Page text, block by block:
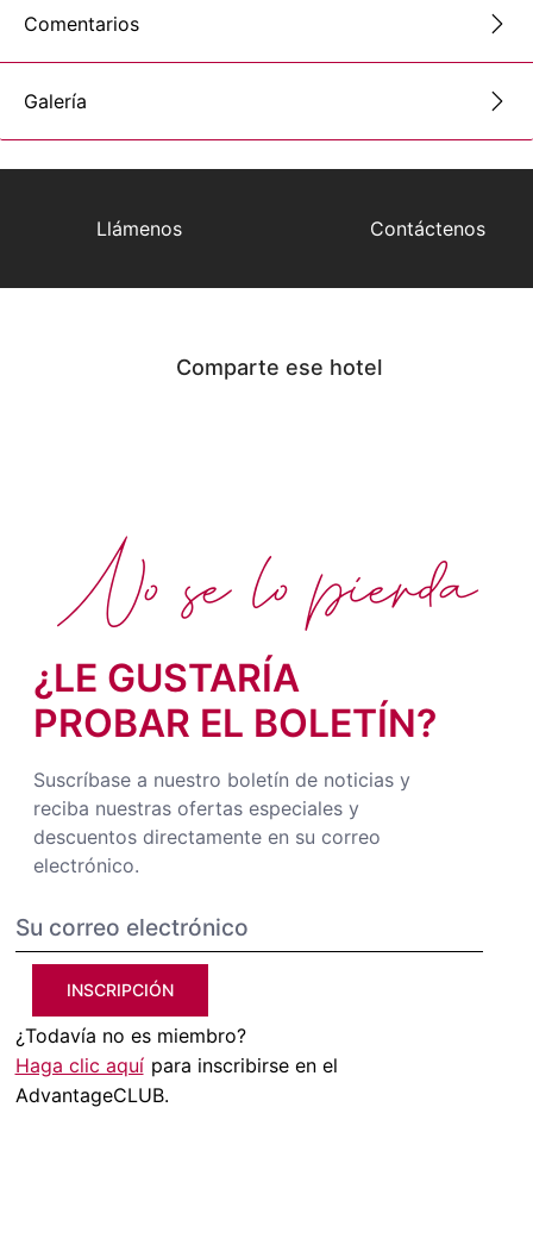
Comentarios
Galería
Llámenos Contáctenos
Comparte ese hotel
¿LE GUSTARÍA
PROBAR EL BOLETÍN?
Suscríbase a nuestro boletín de noticias y
reciba nuestras ofertas especiales y
descuentos directamente en su correo
electrónico.
INSCRIPCIÓN
¿Todavía no es miembro?
Haga clic aquí para inscribirse en el
AdvantageCLUB.
No se lo pierda